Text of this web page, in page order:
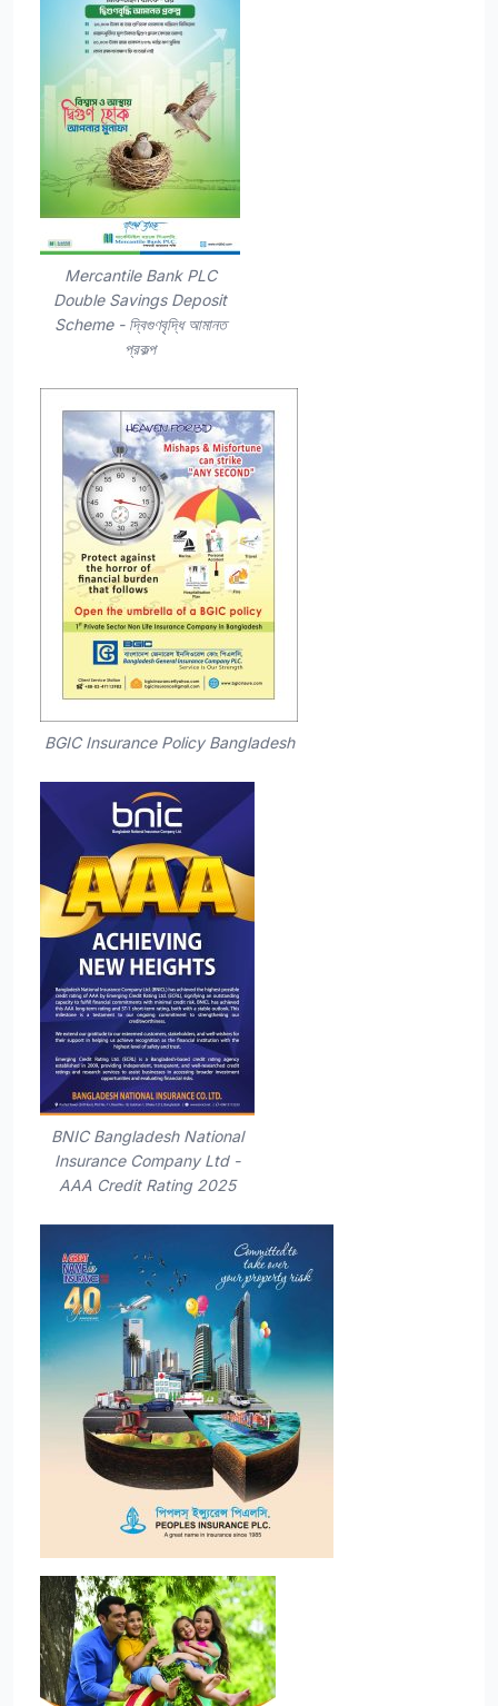
Mercantile Bank PLC
Double Savings Deposit
Scheme - দ্বিগুণবৃদ্ধি আমানত
প্রকল্প
BGIC Insurance Policy Bangladesh
BNIC Bangladesh National
Insurance Company Ltd -
AAA Credit Rating 2025